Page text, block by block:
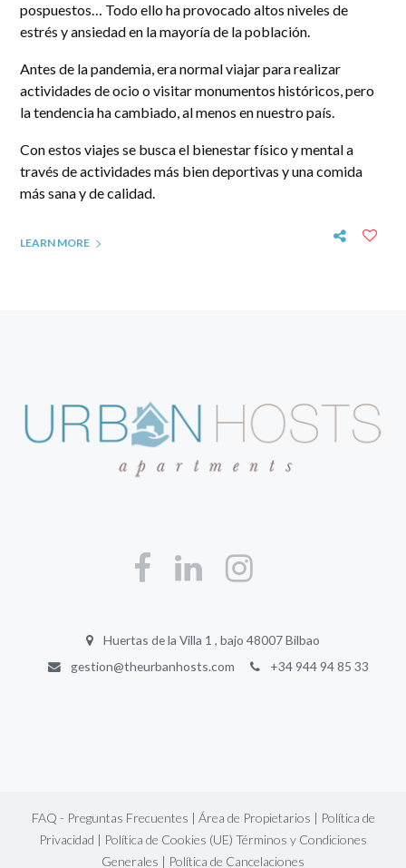
pospuestos… Todo ello ha provocado altos niveles de
estrés y ansiedad en la mayoría de la población.
Antes de la pandemia, era normal viajar para realizar
actividades de ocio o visitar monumentos históricos, pero
la tendencia ha cambiado, al menos en nuestro país.
Con estos viajes se busca el bienestar físico y mental a
través de actividades más bien deportivas y una comida
más sana y de calidad.
LEARN MORE
Huertas de la Villa 1 , bajo 48007 Bilbao
gestion@theurbanhosts.com
+34 944 94 85 33
FAQ - Preguntas Frecuentes | Área de Propietarios | Política de
Privacidad | Política de Cookies (UE) Términos y Condiciones
Generales | Política de Cancelaciones